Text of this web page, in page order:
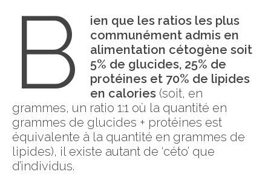
B
ien que les ratios les plus
communément admis en
alimentation cétogène soit
5% de glucides, 25% de
protéines et 70% de lipides
en calories (soit, en
grammes, un ratio 1:1 où la quantité en
grammes de glucides + protéines est
équivalente à la quantité en grammes de
lipides), il existe autant de ‘céto’ que
d’individus.